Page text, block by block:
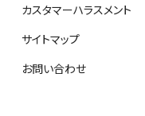
カスタマーハラスメント
サイトマップ
お問い合わせ